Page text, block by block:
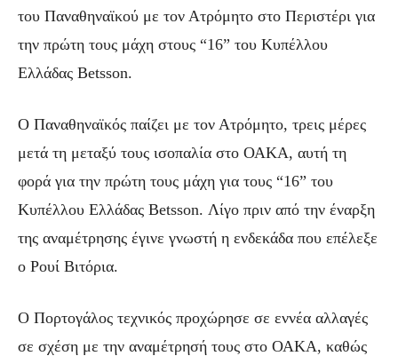
του Παναθηναϊκού με τον Ατρόμητο στο Περιστέρι για
την πρώτη τους μάχη στους “16” του Κυπέλλου
Ελλάδας Betsson.
Ο Παναθηναϊκός παίζει με τον Ατρόμητο, τρεις μέρες
μετά τη μεταξύ τους ισοπαλία στο ΟΑΚΑ, αυτή τη
φορά για την πρώτη τους μάχη για τους “16” του
Κυπέλλου Ελλάδας Betsson. Λίγο πριν από την έναρξη
της αναμέτρησης έγινε γνωστή η ενδεκάδα που επέλεξε
ο Ρουί Βιτόρια.
Ο Πορτογάλος τεχνικός προχώρησε σε εννέα αλλαγές
σε σχέση με την αναμέτρησή τους στο ΟΑΚΑ, καθώς